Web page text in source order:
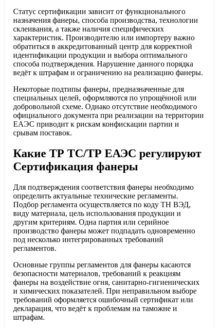
Статус сертификации зависит от функционального
назначения фанеры, способа производства, технологии
склеивания, а также наличия специфических
характеристик. Производителю или импортеру важно
обратиться в аккредитованный центр для корректной
идентификации продукции и выбора оптимального
способа подтверждения. Нарушение данного порядка
ведёт к штрафам и ограничению на реализацию фанеры.
Некоторые подтипы фанеры, предназначенные для
специальных целей, оформляются по упрощённой или
добровольной схеме. Однако отсутствие необходимого
официального документа при реализации на территории
ЕАЭС приводит к рискам конфискации партии и
срывам поставок.
Какие ТР ТС/ТР ЕАЭС регулируют
Сертификация фанеры
Для подтверждения соответствия фанеры необходимо
определить актуальные технические регламенты.
Подбор регламента осуществляется по коду ТН ВЭД,
виду материала, цель использования продукции и
другим критериям. Одна партия или серийное
производство фанеры может подпадать одновременно
под несколько интегрированных требований
регламентов.
Основные группы регламентов для фанеры касаются
безопасности материалов, требований к реакциям
фанеры на воздействие огня, санитарно-гигиенических
и химических показателей. При неправильном выборе
требований оформляется ошибочный сертификат или
декларация, что ведёт к проблемам на таможне и
штрафам.